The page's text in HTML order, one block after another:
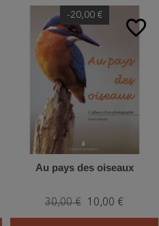
favorite_border
-20,00 €
Au pays des oiseaux
30,00 € 10,00 €